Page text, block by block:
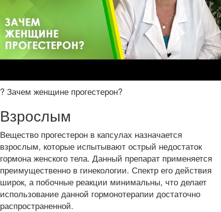
? Зачем женщине прогестерон?
Взрослым
Вещество прогестерон в капсулах назначается
взрослым, которые испытывают острый недостаток
гормона женского тела. Данный препарат применяется
преимущественно в гинекологии. Спектр его действия
широк, а побочные реакции минимальны, что делает
использование данной гормонотерапии достаточно
распространенной.